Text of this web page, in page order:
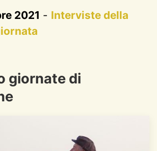
2021 - Interviste della
giornate di